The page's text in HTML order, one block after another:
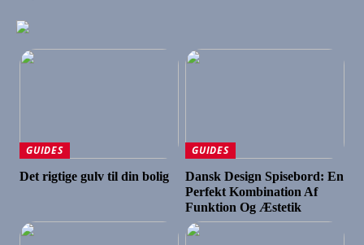
GUIDES
Det rigtige gulv til din bolig
GUIDES
Dansk Design Spisebord: En
Perfekt Kombination Af
Funktion Og Æstetik